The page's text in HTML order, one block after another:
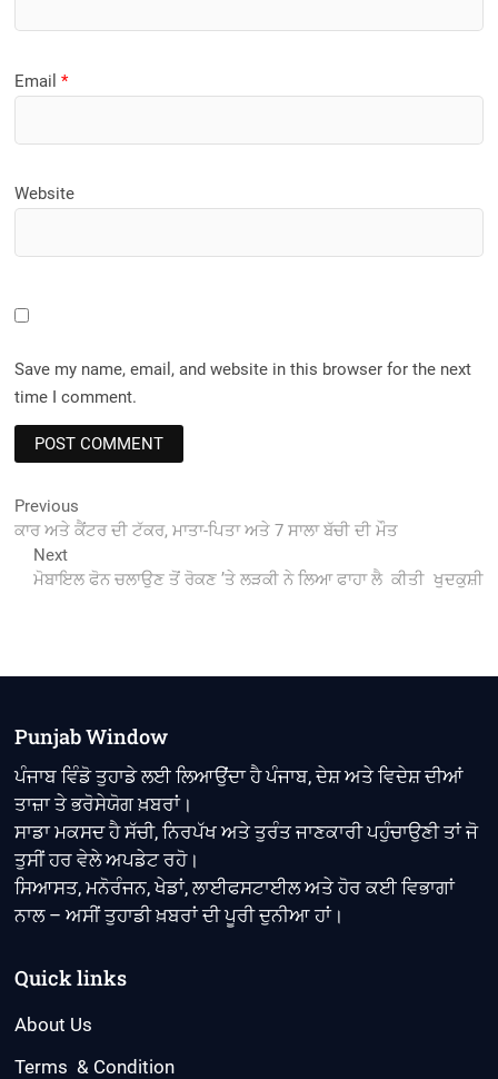
Email*
Website
Save my name, email, and website in this browser for the next
time I comment.
Post
navigation
Previous
post:
ਕਾਰ ਅਤੇ ਕੈਂਟਰ ਦੀ ਟੱਕਰ, ਮਾਤਾ-ਪਿਤਾ ਅਤੇ 7 ਸਾਲਾ ਬੱਚੀ ਦੀ ਮੌਤ
NextNext
post:
ਮੋਬਾਇਲ ਫੋਨ ਚਲਾਉਣ ਤੋਂ ਰੋਕਣ ’ਤੇ ਲੜਕੀ ਨੇ ਲਿਆ ਫਾਹਾ ਲੈ ਕੀਤੀ ਖੁਦਕੁਸ਼ੀ
Punjab Window
ਪੰਜਾਬ ਵਿੰਡੋ ਤੁਹਾਡੇ ਲਈ ਲਿਆਉਂਦਾ ਹੈ ਪੰਜਾਬ, ਦੇਸ਼ ਅਤੇ ਵਿਦੇਸ਼ ਦੀਆਂ
ਤਾਜ਼ਾ ਤੇ ਭਰੋਸੇਯੋਗ ਖ਼ਬਰਾਂ।
ਸਾਡਾ ਮਕਸਦ ਹੈ ਸੱਚੀ, ਨਿਰਪੱਖ ਅਤੇ ਤੁਰੰਤ ਜਾਣਕਾਰੀ ਪਹੁੰਚਾਉਣੀ ਤਾਂ ਜੋ
ਤੁਸੀਂ ਹਰ ਵੇਲੇ ਅਪਡੇਟ ਰਹੋ।
ਸਿਆਸਤ, ਮਨੋਰੰਜਨ, ਖੇਡਾਂ, ਲਾਈਫਸਟਾਈਲ ਅਤੇ ਹੋਰ ਕਈ ਵਿਭਾਗਾਂ
ਨਾਲ – ਅਸੀਂ ਤੁਹਾਡੀ ਖ਼ਬਰਾਂ ਦੀ ਪੂਰੀ ਦੁਨੀਆ ਹਾਂ।
Quick links
About Us
Terms & Condition